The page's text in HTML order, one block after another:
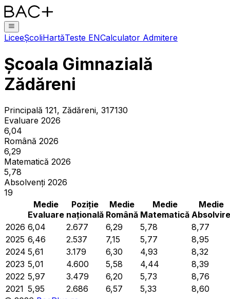
LiceeȘcoliHartăTeste ENCalculator Admitere
Școala Gimnazială
Zădăreni
Principală 121, Zădăreni, 317130
Evaluare 2026
6,04
Română 2026
6,29
Matematică 2026
5,78
Absolvenți 2026
19
Medie
Evaluare
Poziție
națională
Medie
Română
Medie
Matematică
Medie
Absolvire
2026 6,04 2.677 6,29 5,78
8,77
2025 6,46 2.537 7,15 5,77
8,95
2024 5,61 3.179 6,30 4,93
8,32
2023 5,01 4.600 5,58 4,44
8,39
2022 5,97 3.479 6,20 5,73
8,76
2021 5,95 2.686 6,57 5,33
8,60